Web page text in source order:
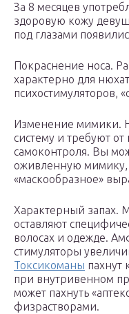
За 8 месяцев
здоровую кожу
под глазами
Покраснение носа.
характерно для
психостимуляторов,
Изменение мимики.
систему и требуют
самоконтроля. Вы
оживленную мимику,
«маскообразное»
Характерный запах.
оставляют
волосах и одежде.
стимуляторы
Токсикоманы пахнут
при внутривенном
может пахнуть
физрастворами.